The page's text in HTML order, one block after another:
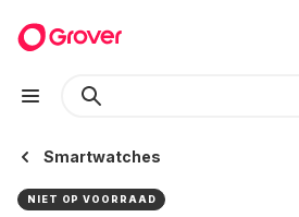
Smartwatches
NIET OP VOORRAAD